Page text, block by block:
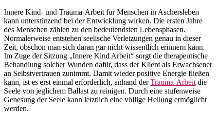
Innere Kind- und Trauma-Arbeit für Menschen in Aschersleben
kann unterstützend bei der Entwicklung wirken. Die ersten Jahre
des Menschen zählen zu den bedeutendsten Lebensphasen.
Normalerweise entstehen seelische Verletzungen genau in dieser
Zeit, obschon man sich daran gar nicht wissentlich erinnern kann.
Im Zuge der Sitzung „Innere Kind Arbeit“ sorgt die therapeutische
Behandlung solcher Wunden dafür, dass der Klient als Erwachsener
an Selbstvertrauen zunimmt. Damit wieder positive Energie fließen
kann, ist es erst einmal erforderlich, anhand derTrauma-Arbeit die
Seele von jeglichem Ballast zu reinigen. Durch eine stufenweise
Genesung der Seele kann letztlich eine völlige Heilung ermöglicht
werden.